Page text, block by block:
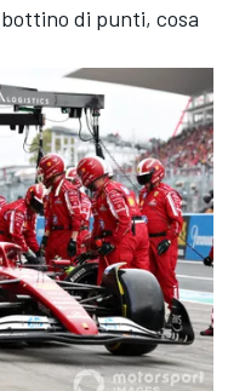
di punti, cosa